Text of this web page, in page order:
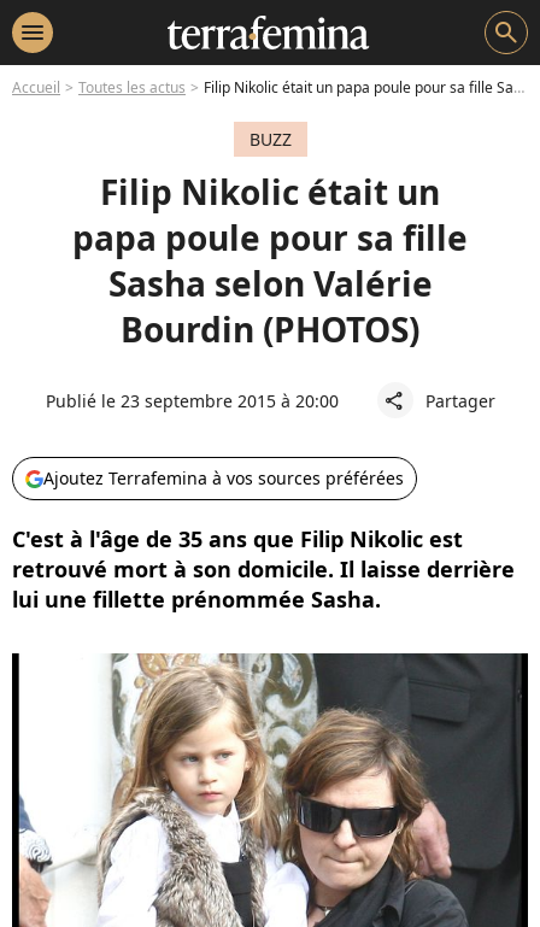
menu search
Accueil Toutes les actus Filip Nikolic était un papa poule pour sa fille Sasha selon Valérie Bourdin (PHOTOS)
BUZZ
Filip Nikolic était un
papa poule pour sa fille
Sasha selon Valérie
Bourdin (PHOTOS)
Publié le 23 septembre 2015 à 20:00 share Partager
Ajoutez Terrafemina à vos sources préférées
C'est à l'âge de 35 ans que Filip Nikolic est
retrouvé mort à son domicile. Il laisse derrière
lui une fillette prénommée Sasha.